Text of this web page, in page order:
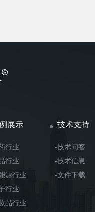
展示
行业
行业
源行业
行业
品行业
技术支持
-技术问答
-技术信息
-文件下载